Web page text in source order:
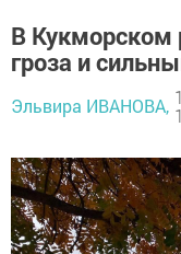
В Кукморском
гроза и
Эльвира ИВАНОВА,